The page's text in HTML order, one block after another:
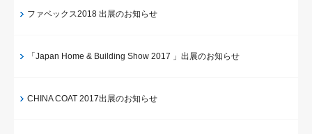
ファベックス2018 出展のお知らせ
「Japan Home & Building Show 2017 」出展のお知らせ
CHINA COAT 2017出展のお知らせ